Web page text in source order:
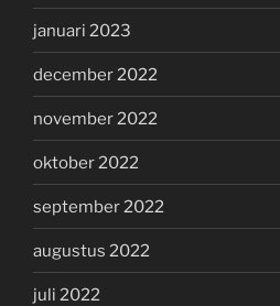
januari 2023
december 2022
november 2022
oktober 2022
september 2022
augustus 2022
juli 2022